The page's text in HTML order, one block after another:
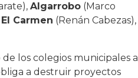
Algarrobo (Marco
El Carmen (Renán Cabezas),
los colegios municipales al
a destruir proyectos